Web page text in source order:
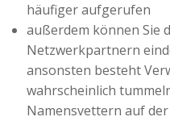
häufiger aufgerufen
außerdem können Sie
Netzwerkpartnern
ansonsten besteht
wahrscheinlich
Namensvettern auf